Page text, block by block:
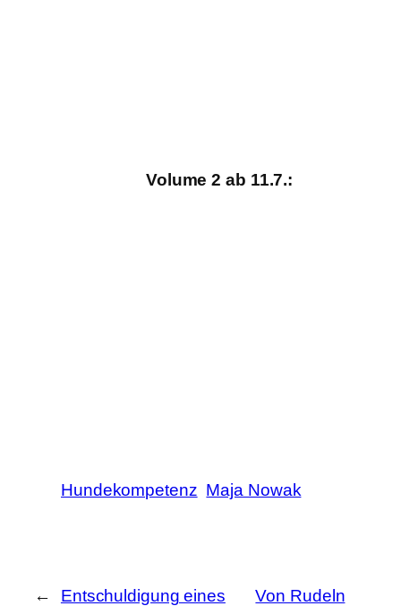
Volume 2 ab 11.7.:
Hundekompetenz Maja Nowak
←
Entschuldigung eines
Von Rudeln